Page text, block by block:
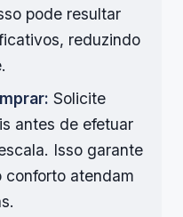
pode resultar
reduzindo
Solicite
antes de efetuar
Isso garante
conforto atendam